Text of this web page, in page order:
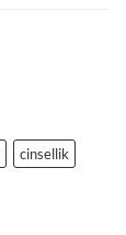
cinsellik